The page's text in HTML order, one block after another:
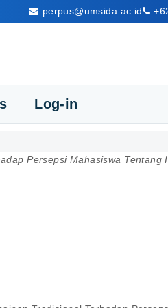
perpus@umsida.ac.id
Log-in
Persepsi Mahasiswa Tentang